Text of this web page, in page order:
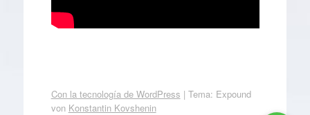
Con la tecnología de WordPress | Tema: Expound
von Konstantin Kovshenin